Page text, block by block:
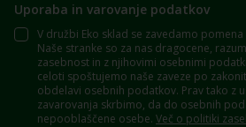
Uporaba in varovanje podatkov
V družbi Eko sklad se zavedamo
Naše stranke so za nas dragocene,
zasebnost in z njihovimi osebnimi
celoti spoštujemo naše zaveze po
obdelavi osebnih podatkov. Prav tako z
zavarovanja skrbimo, da do osebnih
nepooblaščene osebe. Več o politiki